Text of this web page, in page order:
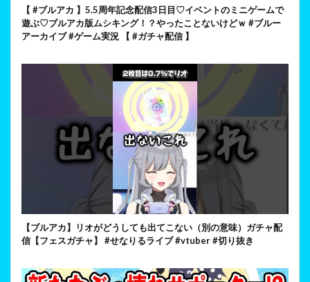
【 #ブルアカ 】5.5周年記念配信3日目♡イベントのミニゲームで
遊ぶ♡ブルアカ版ムシキング！？やったことないけどｗ #ブルー
アーカイブ #ゲーム実況 【 #ガチャ配信 】
【ブルアカ】リオがどうしても出てこない（別の意味）ガチャ配
信【フェスガチャ】 #せなりるライブ #vtuber #切り抜き